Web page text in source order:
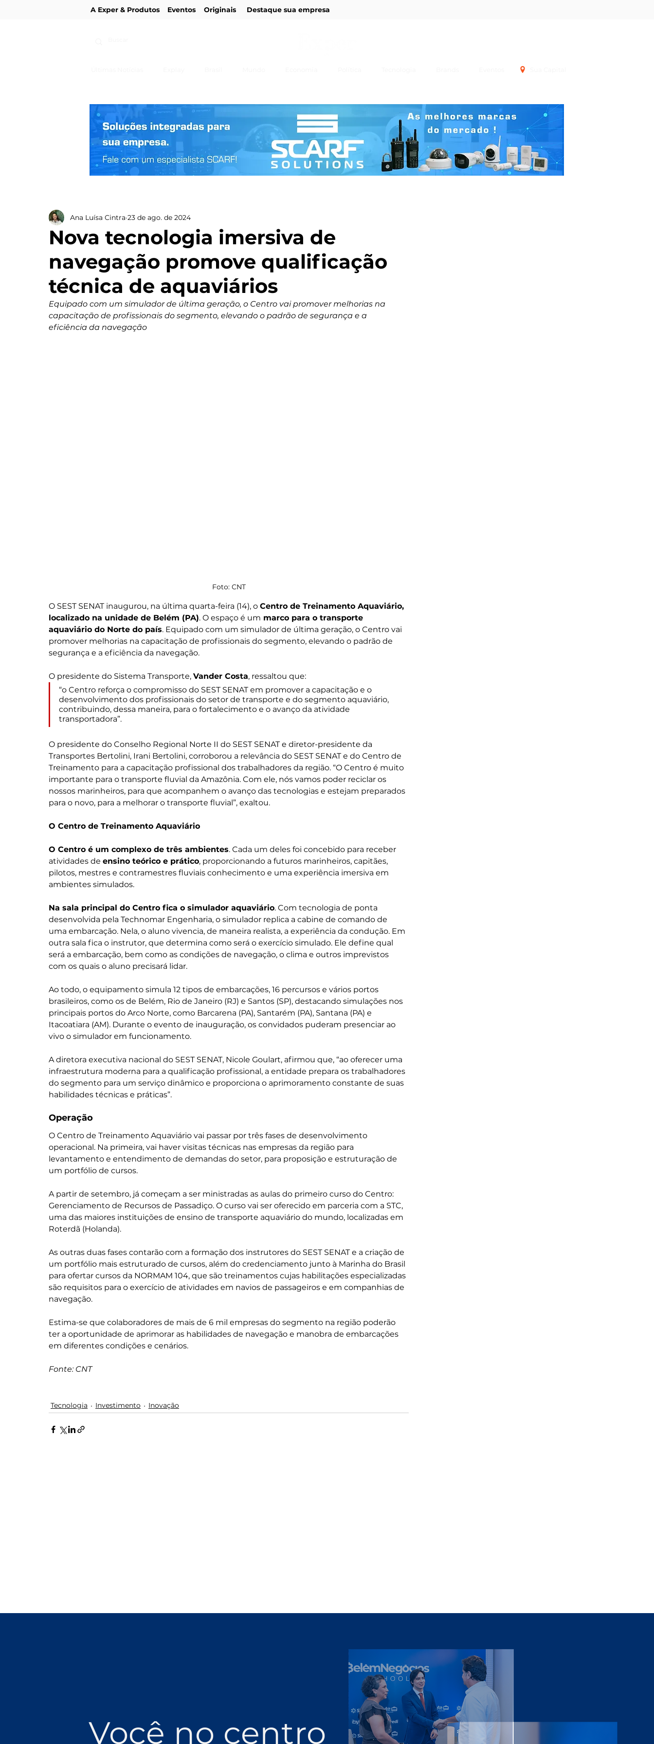
A Exper & Produtos Eventos Originais Destaque sua empresa
Nova tecnologia imersiva de
navegação promove qualificação
técnica de aquaviários
Ana Luísa Cintra 23 de ago. de 2024
Equipado com um simulador de última geração, o Centro vai promover melhorias na
capacitação de profissionais do segmento, elevando o padrão de segurança e a
eficiência da navegação
Foto: CNT
O SEST SENAT inaugurou, na última quarta-feira (14), o Centro de Treinamento Aquaviário,
localizado na unidade de Belém (PA). O espaço é um marco para o transporte
aquaviário do Norte do país. Equipado com um simulador de última geração, o Centro vai
promover melhorias na capacitação de profissionais do segmento, elevando o padrão de
segurança e a eficiência da navegação.
O presidente do Sistema Transporte, Vander Costa, ressaltou que:
“o Centro reforça o compromisso do SEST SENAT em promover a capacitação e o
desenvolvimento dos profissionais do setor de transporte e do segmento aquaviário,
contribuindo, dessa maneira, para o fortalecimento e o avanço da atividade
transportadora”.
O presidente do Conselho Regional Norte II do SEST SENAT e diretor-presidente da
Transportes Bertolini, Irani Bertolini, corroborou a relevância do SEST SENAT e do Centro de
Treinamento para a capacitação profissional dos trabalhadores da região. “O Centro é muito
importante para o transporte fluvial da Amazônia. Com ele, nós vamos poder reciclar os
nossos marinheiros, para que acompanhem o avanço das tecnologias e estejam preparados
para o novo, para a melhorar o transporte fluvial”, exaltou.
O Centro de Treinamento Aquaviário
O Centro é um complexo de três ambientes. Cada um deles foi concebido para receber
atividades de ensino teórico e prático, proporcionando a futuros marinheiros, capitães,
pilotos, mestres e contramestres fluviais conhecimento e uma experiência imersiva em
ambientes simulados.
Na sala principal do Centro fica o simulador aquaviário. Com tecnologia de ponta
desenvolvida pela Technomar Engenharia, o simulador replica a cabine de comando de
uma embarcação. Nela, o aluno vivencia, de maneira realista, a experiência da condução. Em
outra sala fica o instrutor, que determina como será o exercício simulado. Ele define qual
será a embarcação, bem como as condições de navegação, o clima e outros imprevistos
com os quais o aluno precisará lidar.
Ao todo, o equipamento simula 12 tipos de embarcações, 16 percursos e vários portos
brasileiros, como os de Belém, Rio de Janeiro (RJ) e Santos (SP), destacando simulações nos
principais portos do Arco Norte, como Barcarena (PA), Santarém (PA), Santana (PA) e
Itacoatiara (AM). Durante o evento de inauguração, os convidados puderam presenciar ao
vivo o simulador em funcionamento.
A diretora executiva nacional do SEST SENAT, Nicole Goulart, afirmou que, “ao oferecer uma
infraestrutura moderna para a qualificação profissional, a entidade prepara os trabalhadores
do segmento para um serviço dinâmico e proporciona o aprimoramento constante de suas
habilidades técnicas e práticas”.
Operação
O Centro de Treinamento Aquaviário vai passar por três fases de desenvolvimento
operacional. Na primeira, vai haver visitas técnicas nas empresas da região para
levantamento e entendimento de demandas do setor, para proposição e estruturação de
um portfólio de cursos.
A partir de setembro, já começam a ser ministradas as aulas do primeiro curso do Centro:
Gerenciamento de Recursos de Passadiço. O curso vai ser oferecido em parceria com a STC,
uma das maiores instituições de ensino de transporte aquaviário do mundo, localizadas em
Roterdã (Holanda).
As outras duas fases contarão com a formação dos instrutores do SEST SENAT e a criação de
um portfólio mais estruturado de cursos, além do credenciamento junto à Marinha do Brasil
para ofertar cursos da NORMAM 104, que são treinamentos cujas habilitações especializadas
são requisitos para o exercício de atividades em navios de passageiros e em companhias de
navegação.
Estima-se que colaboradores de mais de 6 mil empresas do segmento na região poderão
ter a oportunidade de aprimorar as habilidades de navegação e manobra de embarcações
em diferentes condições e cenários.
Fonte: CNT
Tecnologia Investimento Inovação
Você no centro